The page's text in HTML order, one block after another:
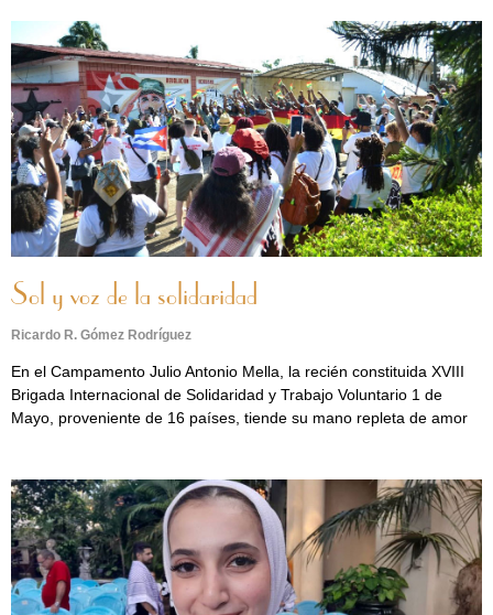
Sol y voz de la solidaridad
Ricardo R. Gómez Rodríguez
En el Campamento Julio Antonio Mella, la recién constituida XVIII
Brigada Internacional de Solidaridad y Trabajo Voluntario 1 de
Mayo, proveniente de 16 países, tiende su mano repleta de amor